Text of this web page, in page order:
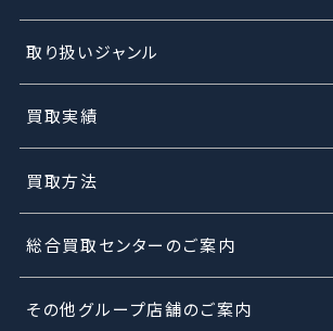
取り扱いジャンル
買取実績
買取方法
総合買取センターのご案内
その他グループ店舗のご案内